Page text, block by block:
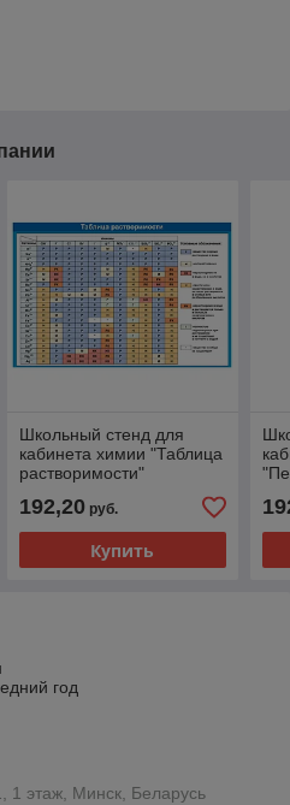
Школьный стенд для
кабинета химии "Таблица
растворимости"
192,20руб.
Купить
И.
год
1 этаж, Минск, Беларусь